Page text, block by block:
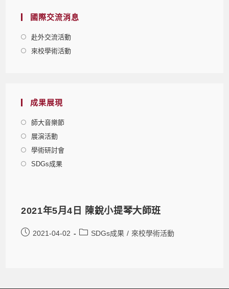
國際交流消息
赴外交流活動
來校學術活動
成果展現
師大音樂節
展演活動
學術研討會
SDGs成果
2021年5月4日 陳銳小提琴大師班
2021-04-02 SDGs成果 / 來校學術活動